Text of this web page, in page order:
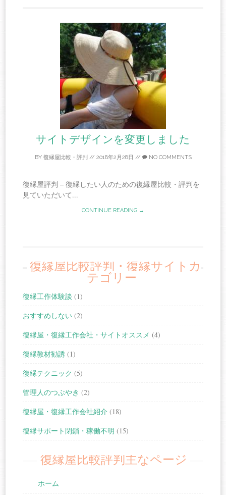
サイトデザインを変更しました
BY 復縁屋比較・評判 // 2018年2月28日 // NO COMMENTS
復縁屋評判 – 復縁したい人のための復縁屋比較・評判を
見ていただいて...
CONTINUE READING →
復縁屋比較評判・復縁サイトカ
テゴリー
復縁工作体験談 (1)
おすすめしない (2)
復縁屋・復縁工作会社・サイトオススメ (4)
復縁教材勧誘 (1)
復縁テクニック (5)
管理人のつぶやき (2)
復縁屋・復縁工作会社紹介 (18)
復縁サポート閉鎖・稼働不明 (15)
復縁屋比較評判主なページ
ホーム